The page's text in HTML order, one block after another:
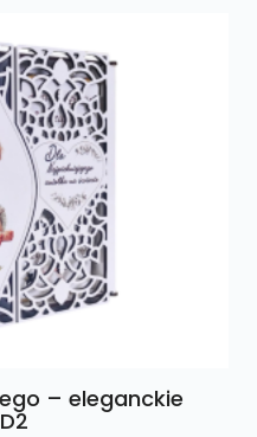
– eleganckie